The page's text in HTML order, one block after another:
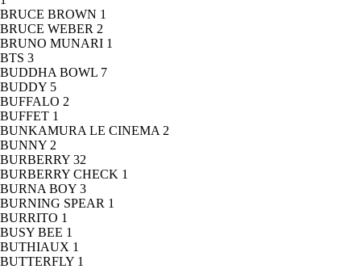
BRUCE BROWN 1
BRUCE WEBER 2
BRUNO MUNARI 1
BTS 3
BUDDHA BOWL 7
BUDDY 5
BUFFALO 2
BUFFET 1
BUNKAMURA LE CINEMA 2
BUNNY 2
BURBERRY 32
BURBERRY CHECK 1
BURNA BOY 3
BURNING SPEAR 1
BURRITO 1
BUSY BEE 1
BUTHIAUX 1
BUTTERFLY 1